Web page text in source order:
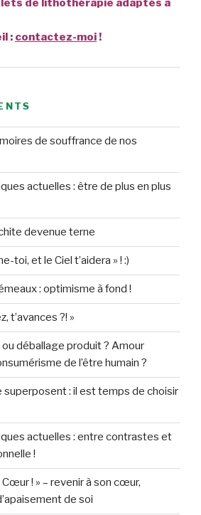
de lithothérapie adaptés à
: contactez-moi!
de souffrance de nos
actuelles : être de plus en plus
devenue terne
toi, et le Ciel t’aidera » ! :)
: optimisme à fond !
t’avances ?! »
déballage produit ? Amour
de l’être humain ?
superposent : il est temps de choisir
actuelles : entre contrastes et
!
! » – revenir à son cœur,
de soi